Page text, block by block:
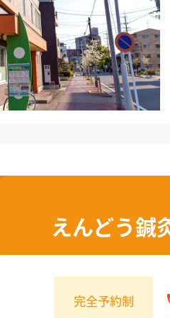
えんどう鍼
完全予約制